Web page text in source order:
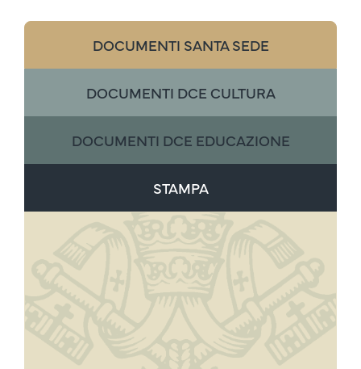
DOCUMENTI SANTA SEDE
DOCUMENTI DCE CULTURA
DOCUMENTI DCE EDUCAZIONE
STAMPA